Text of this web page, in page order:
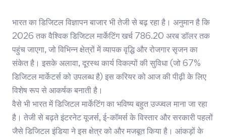
भारत का डिजिटल विज्ञापन बाजार भी तेजी से बढ़ रहा है। अनुमान है कि
2026 तक वैश्विक डिजिटल मार्केटिंग खर्च 786.20 अरब डॉलर तक
पहुंच जाएगा, जो विभिन्न क्षेत्रों में व्यापक वृद्धि और रोजगार सृजन का
संकेत है। इसके अलावा, दूरस्थ कार्य विकल्पों की सुविधा (जो 67%
डिजिटल मार्केटर्स को उपलब्ध है) इस करियर को आज की पीढ़ी के लिए
विशेष रूप से आकर्षक बनाती है।
वैसे भी भारत में डिजिटल मार्केटिंग का भविष्य बहुत उज्ज्वल माना जा रहा
है। तेजी से बढ़ते इंटरनेट यूजर्स, ई-कॉमर्स के विस्तार और सरकारी पहलों
जैसे डिजिटल इंडिया ने इस क्षेत्र को और मजबूत किया है। आंकड़ों के